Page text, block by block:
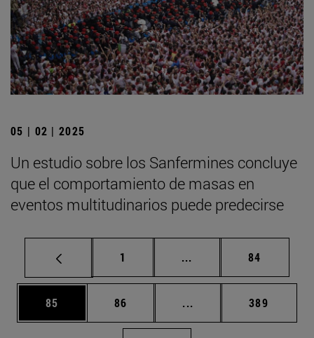
05 | 02 | 2025
Un estudio sobre los Sanfermines concluye
que el comportamiento de masas en
eventos multitudinarios puede predecirse
Página
1 ... Páginas intermedias
Página
84
Página
85 Página
86 ... Páginas intermedias
Página
389